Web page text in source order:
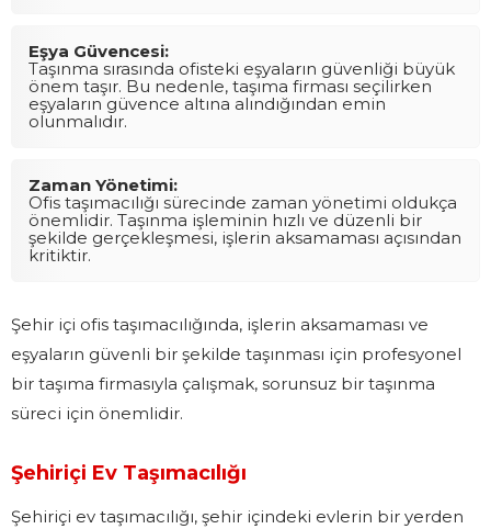
Eşya Güvencesi:
Taşınma sırasında ofisteki eşyaların güvenliği büyük
önem taşır. Bu nedenle, taşıma firması seçilirken
eşyaların güvence altına alındığından emin
olunmalıdır.
Zaman Yönetimi:
Ofis taşımacılığı sürecinde zaman yönetimi oldukça
önemlidir. Taşınma işleminin hızlı ve düzenli bir
şekilde gerçekleşmesi, işlerin aksamaması açısından
kritiktir.
Şehir içi ofis taşımacılığında, işlerin aksamaması ve
eşyaların güvenli bir şekilde taşınması için profesyonel
bir taşıma firmasıyla çalışmak, sorunsuz bir taşınma
süreci için önemlidir.
Şehiriçi Ev Taşımacılığı
Şehiriçi ev taşımacılığı, şehir içindeki evlerin bir yerden